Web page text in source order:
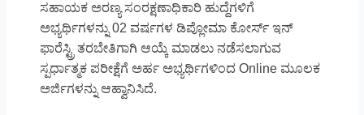
ಸಹಾಯಕ ಅರಣ್ಯ ಸಂರಕ್ಷಣಾಧಿಕಾರಿ ಹುದ್ದೆಗಳಿಗೆ
ಅಭ್ಯರ್ಥಿಗಳನ್ನು 02 ವರ್ಷಗಳ ಡಿಪ್ಲೋಮಾ ಕೋರ್ಸ್ ಇನ್
ಫಾರೆಸ್ಟ್ರಿ ತರಬೇತಿಗಾಗಿ ಆಯ್ಕೆ ಮಾಡಲು ನಡೆಸಲಾಗುವ
ಸ್ಪರ್ಧಾತ್ಮಕ ಪರೀಕ್ಷೆಗೆ ಅರ್ಹ ಅಭ್ಯರ್ಥಿಗಳಿಂದ Online ಮೂಲಕ
ಅರ್ಜಿಗಳನ್ನು ಆಹ್ವಾನಿಸಿದೆ.